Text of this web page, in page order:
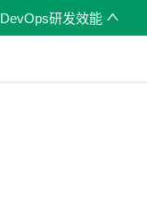
DevOps研发效能